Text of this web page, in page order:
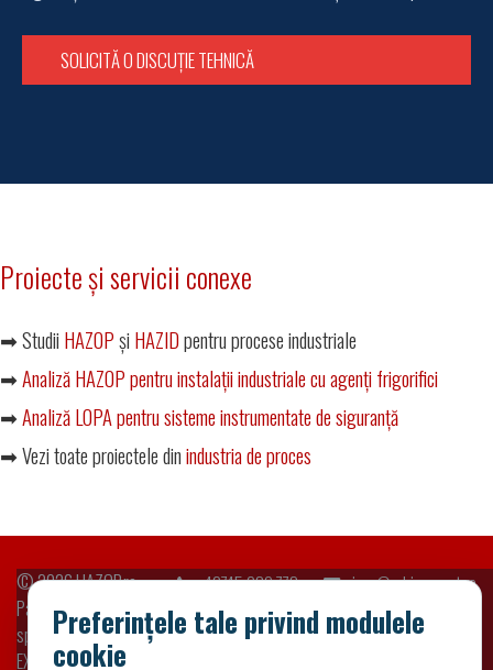
SOLICITĂ O DISCUȚIE TEHNICĂ
Proiecte și servicii conexe
➡ Studii HAZOPși HAZIDpentru procese industriale
➡Analiză HAZOP pentru instalații industriale cu agenți frigorifici
➡Analiză LOPA pentru sisteme instrumentate de siguranță
➡ Vezi toate proiectele dinindustria de proces
Preferințele tale privind modulele
cookie
+40745 039 773 sigur@adriaexpert.ro
© 2026HAZOP.ro
Parte din platformele
specializate ADRIA
EXPERT